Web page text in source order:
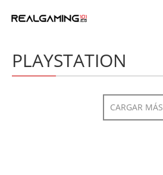
PLAYSTATION
CARGAR MÁS